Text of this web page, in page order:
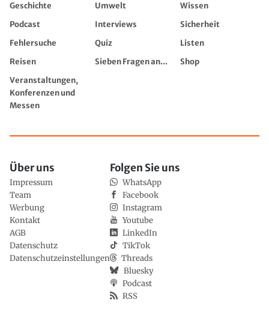
Geschichte Umwelt
Wissen
Podcast
Interviews
Sicherheit
Fehlersuche
Quiz
Listen
Reisen
Sieben Fragen an...
Shop
Veranstaltungen,
Konferenzen und
Messen
Über uns
Impressum
Team
Werbung
Kontakt
AGB
Datenschutz
Datenschutzeinstellungen
Folgen Sie uns
WhatsApp
Facebook
Instagram
Youtube
LinkedIn
TikTok
Threads
Bluesky
Podcast
RSS